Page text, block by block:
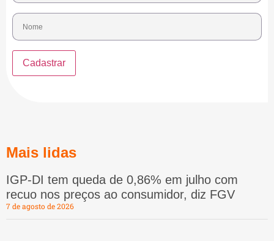
Mais lidas
IGP-DI tem queda de 0,86% em julho com
recuo nos preços ao consumidor, diz FGV
7 de agosto de 2026